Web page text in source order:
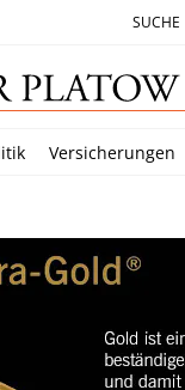
SUCHE
Versicherungen